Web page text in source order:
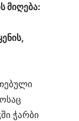
მიღება:
ჭარბი